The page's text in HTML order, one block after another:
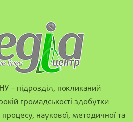
– підрозділ, покликаний
громадськості здобутки
наукової, методичної та